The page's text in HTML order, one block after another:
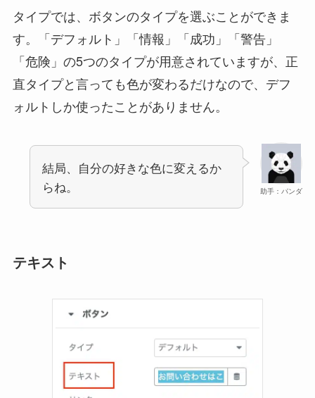
タイプでは、ボタンのタイプを選ぶことができま
す。「デフォルト」「情報」「成功」「警告」
「危険」の5つのタイプが用意されていますが、正
直タイプと言っても色が変わるだけなので、デフ
ォルトしか使ったことがありません。
助手：パンダ
結局、自分の好きな色に変えるか
らね。
テキスト